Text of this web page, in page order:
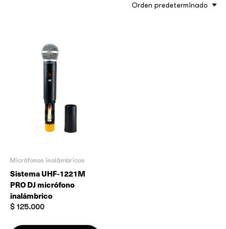
Orden predeterminado
Micrófonos inalámbricos
Sistema UHF-1221M
PRO DJ micrófono
inalámbrico
$ 125.000